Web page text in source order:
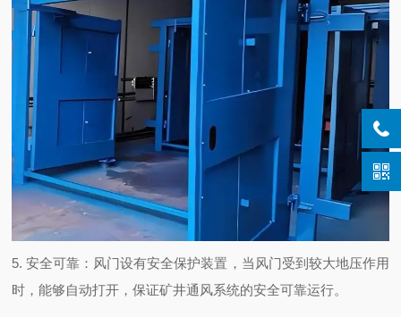
5. 安全可靠：风门设有安全保护装置，当风门受到较大地压作用
时，能够自动打开，保证矿井通风系统的安全可靠运行。